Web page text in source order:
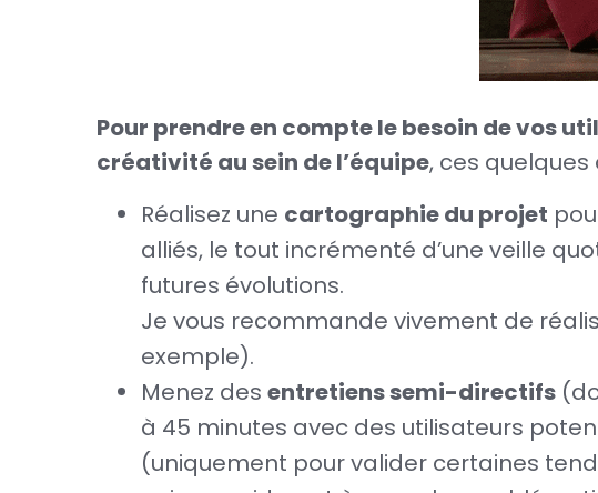
Pour prendre en compte le besoin de vos
créativité au sein de l’équipe, ces quelques
Réalisez une cartographie du projet
alliés, le tout incrémenté d’une veille
futures évolutions.
Je vous recommande vivement de
exemple).
Menez des entretiens semi-directifs
à 45 minutes avec des utilisateurs
(uniquement pour valider certaines